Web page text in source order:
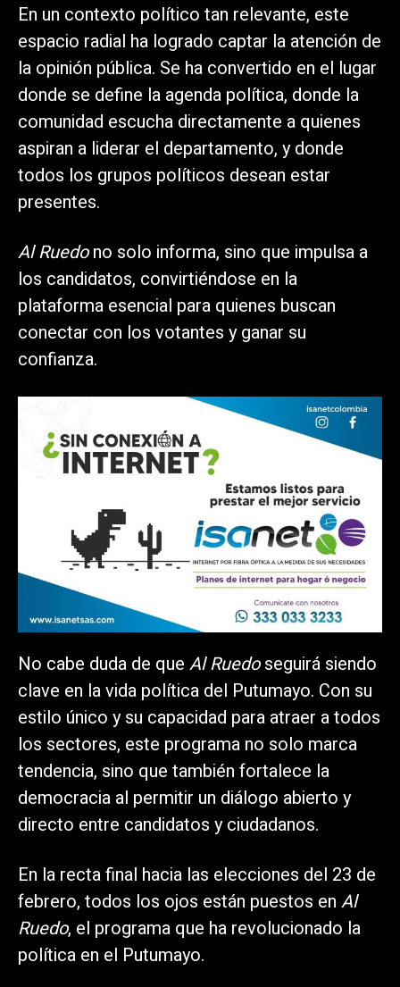
En un contexto político tan relevante, este
espacio radial ha logrado captar la atención de
la opinión pública. Se ha convertido en el lugar
donde se define la agenda política, donde la
comunidad escucha directamente a quienes
aspiran a liderar el departamento, y donde
todos los grupos políticos desean estar
presentes.
Al Ruedono solo informa, sino que impulsa a
los candidatos, convirtiéndose en la
plataforma esencial para quienes buscan
conectar con los votantes y ganar su
confianza.
No cabe duda de que Al Ruedoseguirá siendo
clave en la vida política del Putumayo. Con su
estilo único y su capacidad para atraer a todos
los sectores, este programa no solo marca
tendencia, sino que también fortalece la
democracia al permitir un diálogo abierto y
directo entre candidatos y ciudadanos.
En la recta final hacia las elecciones del 23 de
febrero, todos los ojos están puestos en Al
Ruedo, el programa que ha revolucionado la
política en el Putumayo.